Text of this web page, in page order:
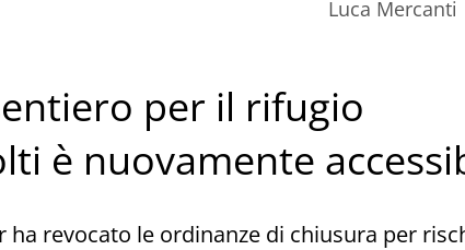
Luca Mercanti
per il rifugio
è nuovamente
ha revocato le ordinanze di chiusura per